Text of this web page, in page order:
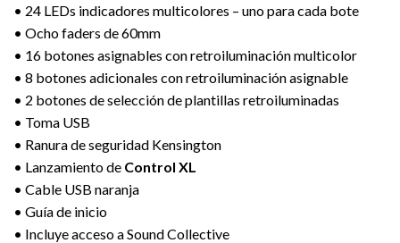
• 24 LEDs indicadores multicolores – uno para cada bote
• Ocho faders de 60mm
• 16 botones asignables con retroiluminación multicolor
• 8 botones adicionales con retroiluminación asignable
• 2 botones de selección de plantillas retroiluminadas
• Toma USB
• Ranura de seguridad Kensington
• Lanzamiento de Control XL
• Cable USB naranja
• Guía de inicio
• Incluye acceso a Sound Collective